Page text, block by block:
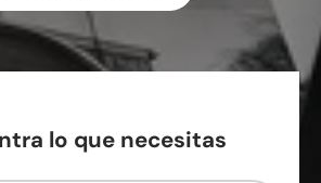
lo que necesitas